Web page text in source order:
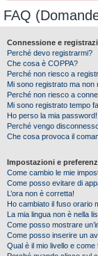
FAQ
Connessione e
Perché devo registrarmi?
Che cosa è COPPA?
Perché non riesco a
Mi sono registrato ma non
Perché non riesco a
Mi sono registrato tempo
Ho perso la mia password!
Perché vengo
Che cosa provoca il
Impostazioni e
Come cambio le mie
Come posso evitare di
L’ora non è corretta!
Ho cambiato il fuso orario
La mia lingua non è nella
Come posso mostrare
Come posso inserire un
Qual è il mio livello e